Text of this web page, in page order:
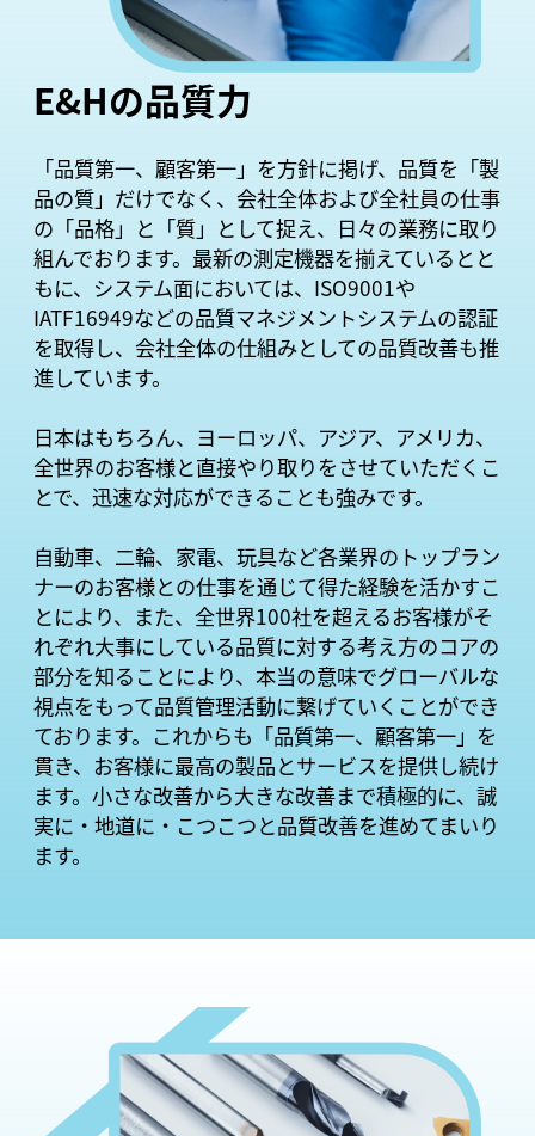
E&Hの品質力
「品質第一、顧客第一」を方針に掲げ、品質を「製
品の質」だけでなく、会社全体および全社員の仕事
の「品格」と「質」として捉え、日々の業務に取り
組んでおります。最新の測定機器を揃えているとと
もに、システム面においては、ISO9001や
IATF16949などの品質マネジメントシステムの認証
を取得し、会社全体の仕組みとしての品質改善も推
進しています。
日本はもちろん、ヨーロッパ、アジア、アメリカ、
全世界のお客様と直接やり取りをさせていただくこ
とで、迅速な対応ができることも強みです。
自動車、二輪、家電、玩具など各業界のトップラン
ナーのお客様との仕事を通じて得た経験を活かすこ
とにより、また、全世界100社を超えるお客様がそ
れぞれ大事にしている品質に対する考え方のコアの
部分を知ることにより、本当の意味でグローバルな
視点をもって品質管理活動に繋げていくことができ
ております。これからも「品質第一、顧客第一」を
貫き、お客様に最高の製品とサービスを提供し続け
ます。小さな改善から大きな改善まで積極的に、誠
実に・地道に・こつこつと品質改善を進めてまいり
ます。